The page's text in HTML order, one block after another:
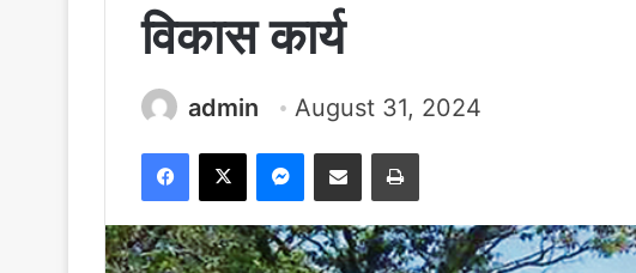
विकास कार्य
admin August 31, 2024
Facebook
X Messenger
Share via Email Print